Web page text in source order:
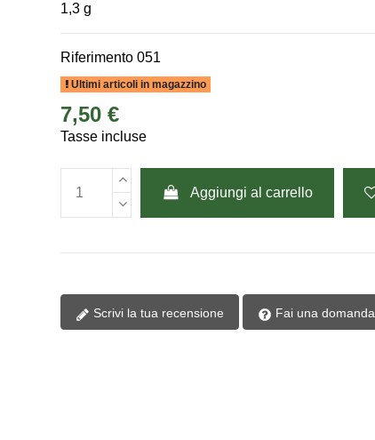
1,3 g
Riferimento 051
Ultimi articoli in magazzino
7,50 €
Tasse incluse
Aggiungi al carrello
Scrivi la tua recensione Fai una domanda